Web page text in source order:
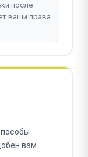
после
ваши права
вам.